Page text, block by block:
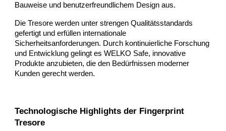
Bauweise und benutzerfreundlichem Design aus.
Die Tresore werden unter strengen Qualitätsstandards
gefertigt und erfüllen internationale
Sicherheitsanforderungen. Durch kontinuierliche Forschung
und Entwicklung gelingt es WELKO Safe, innovative
Produkte anzubieten, die den Bedürfnissen moderner
Kunden gerecht werden.
Technologische Highlights der Fingerprint
Tresore